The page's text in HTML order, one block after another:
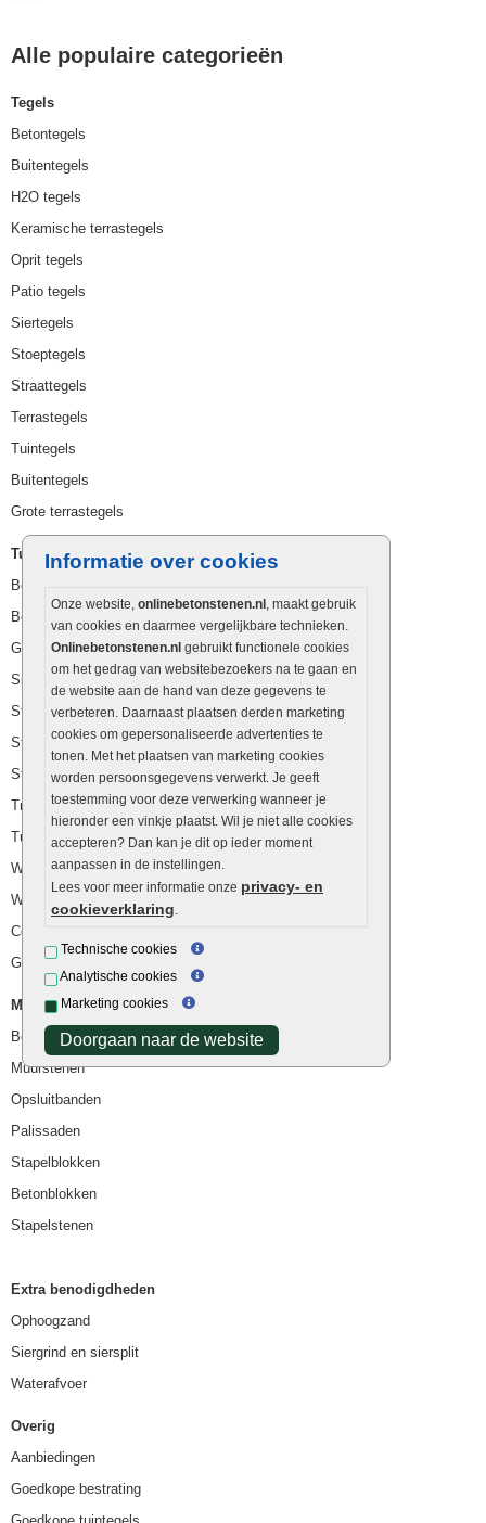
Informatie over cookies
Onze website, onlinebetonstenen.nl , maakt gebruik
van cookies en daarmee vergelijkbare technieken.
Onlinebetonstenen.nl gebruikt functionele cookies
om het gedrag van websitebezoekers na te gaan en
de website aan de hand van deze gegevens te
verbeteren. Daarnaast plaatsen derden marketing
cookies om gepersonaliseerde advertenties te
tonen. Met het plaatsen van marketing cookies
worden persoonsgegevens verwerkt. Je geeft
toestemming voor deze verwerking wanneer je
hieronder een vinkje plaatst. Wil je niet alle cookies
accepteren? Dan kan je dit op ieder moment
aanpassen in de instellingen.
Lees voor meer informatie onze privacy- en
cookieverklaring.
Technische cookies
Analytische cookies
Marketing cookies
Doorgaan naar de website
Alle populaire categorieën
Tegels
Betontegels
Buitentegels
H2O tegels
Keramische terrastegels
Oprit tegels
Patio tegels
Siertegels
Stoeptegels
Straattegels
Terrastegels
Tuintegels
Buitentegels
Grote terrastegels
Tuinbestrating
Betonklinkers
Bestrating oprit
Gebakken sierbestrating
Sierbestrating
Strakke bestrating
Straatstenen
Straatklinkers
Trommelstenen
Tuinstenen
Waalformaat
Wildverband
Cobblestones
Getrommelde stenen
Muurelementen
Betonbielzen
Muurstenen
Opsluitbanden
Palissaden
Stapelblokken
Betonblokken
Stapelstenen
Extra benodigdheden
Ophoogzand
Siergrind en siersplit
Waterafvoer
Overig
Aanbiedingen
Goedkope bestrating